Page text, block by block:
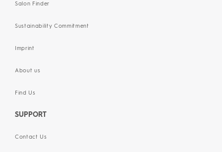
Salon Finder
Sustainability Commitment
Imprint
About us
Find Us
SUPPORT
Contact Us